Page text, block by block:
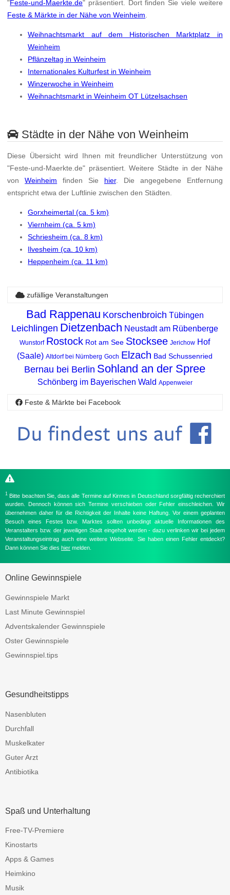
"Feste-und-Maerkte.de" präsentiert. Dort finden Sie viele weitere
Feste & Märkte in der Nähe von Weinheim
Weihnachtsmarkt auf dem Historischen Marktplatz in
Weinheim
Pflänzeltag in Weinheim
Internationales Kulturfest in Weinheim
Winzerwoche in Weinheim
Weihnachtsmarkt in Weinheim OT Lützelsachsen
Städte in der Nähe von Weinheim
Diese Übersicht wird Ihnen mit freundlicher Unterstützung von
"Feste-und-Maerkte.de" präsentiert. Weitere Städte in der Nähe
vonWeinheim finden Sie hier. Die angegebene Entfernung
entspricht etwa der Luftlinie zwischen den Städten.
Gorxheimertal (ca. 5 km)
Viernheim (ca. 5 km)
Schriesheim (ca. 8 km)
Ilvesheim (ca. 10 km)
Heppenheim (ca. 11 km)
zufällige Veranstaltungen
Bad Rappenau Korschenbroich Tübingen
Leichlingen Dietzenbach Neustadt am Rübenberge
Wunstorf Rostock Rot am See Stocksee Jerichow Hof
(Saale) Altdorf bei Nürnberg Goch Elzach Bad Schussenried
Bernau bei Berlin Sohland an der Spree
Schönberg im Bayerischen Wald Appenweier
Feste & Märkte bei Facebook
1 Bitte beachten Sie, dass alle Termine auf Kirmes in Deutschland sorgfältig recherchiert
wurden. Dennoch können sich Termine verschieben oder Fehler einschleichen. Wir
übernehmen daher für die Richtigkeit der Inhalte keine Haftung. Vor einem geplanten
Besuch eines Festes bzw. Marktes sollten unbedingt aktuelle Informationen des
Veranstalters bzw. der jeweiligen Stadt eingeholt werden - dazu verlinken wir bei jedem
Veranstaltungseintrag auch eine weitere Webseite. Sie haben einen Fehler entdeckt?
Dann können Sie dies hier melden.
Online Gewinnspiele
Gewinnspiele Markt
Last Minute Gewinnspiel
Adventskalender Gewinnspiele
Oster Gewinnspiele
Gewinnspiel.tips
Gesundheitstipps
Nasenbluten
Durchfall
Muskelkater
Guter Arzt
Antibiotika
Spaß und Unterhaltung
Free-TV-Premiere
Kinostarts
Apps & Games
Heimkino
Musik